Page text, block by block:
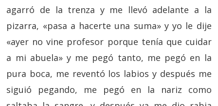
agarró de la trenza y me llevó adelante a la
pizarra, «pasa a hacerte una suma» y yo le dije
«ayer no vine profesor porque tenía que cuidar
a mi abuela» y me pegó tanto, me pegó en la
pura boca, me reventó los labios y después me
siguió pegando, me pegó en la nariz como